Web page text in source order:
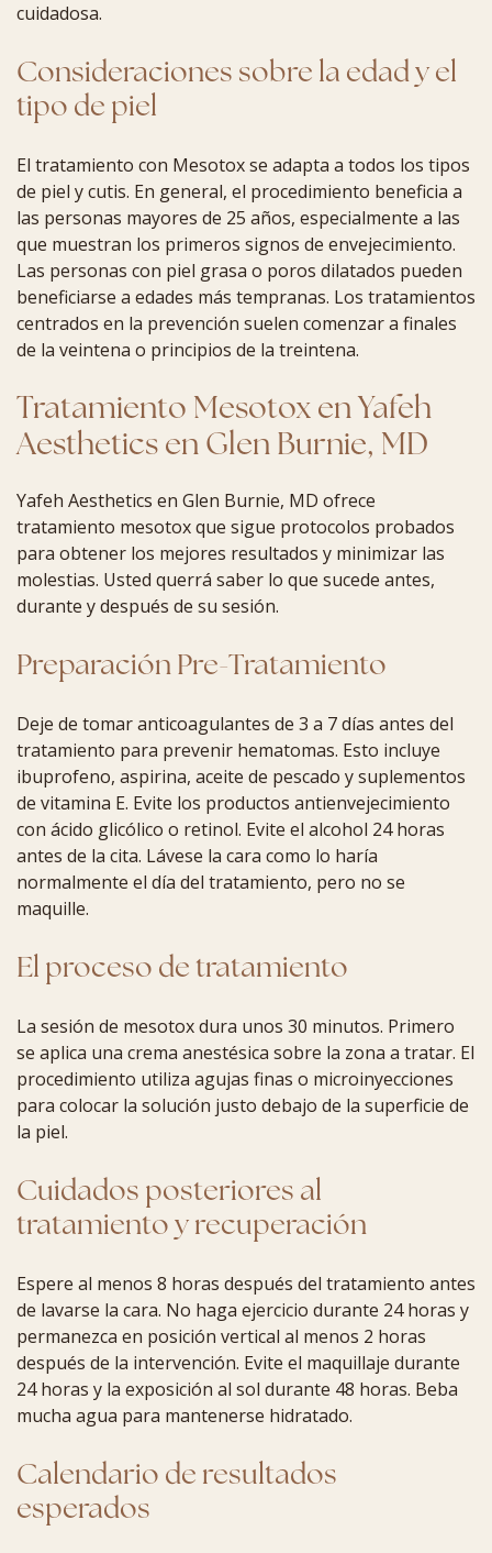
cuidadosa.
Consideraciones sobre la edad y el
tipo de piel
El tratamiento con Mesotox se adapta a todos los tipos
de piel y cutis. En general, el procedimiento beneficia a
las personas mayores de 25 años, especialmente a las
que muestran los primeros signos de envejecimiento.
Las personas con piel grasa o poros dilatados pueden
beneficiarse a edades más tempranas. Los tratamientos
centrados en la prevención suelen comenzar a finales
de la veintena o principios de la treintena.
Tratamiento Mesotox en Yafeh
Aesthetics en Glen Burnie, MD
Yafeh Aesthetics en Glen Burnie, MD ofrece
tratamiento mesotox que sigue protocolos probados
para obtener los mejores resultados y minimizar las
molestias. Usted querrá saber lo que sucede antes,
durante y después de su sesión.
Preparación Pre-Tratamiento
Deje de tomar anticoagulantes de 3 a 7 días antes del
tratamiento para prevenir hematomas. Esto incluye
ibuprofeno, aspirina, aceite de pescado y suplementos
de vitamina E. Evite los productos antienvejecimiento
con ácido glicólico o retinol. Evite el alcohol 24 horas
antes de la cita. Lávese la cara como lo haría
normalmente el día del tratamiento, pero no se
maquille.
El proceso de tratamiento
La sesión de mesotox dura unos 30 minutos. Primero
se aplica una crema anestésica sobre la zona a tratar. El
procedimiento utiliza agujas finas o microinyecciones
para colocar la solución justo debajo de la superficie de
la piel.
Cuidados posteriores al
tratamiento y recuperación
Espere al menos 8 horas después del tratamiento antes
de lavarse la cara. No haga ejercicio durante 24 horas y
permanezca en posición vertical al menos 2 horas
después de la intervención. Evite el maquillaje durante
24 horas y la exposición al sol durante 48 horas. Beba
mucha agua para mantenerse hidratado.
Calendario de resultados
esperados